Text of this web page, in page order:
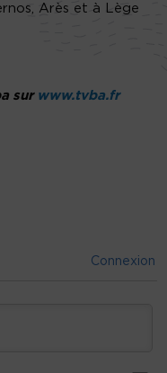
Arès et à Lège
sur www.tvba.fr
Connexion